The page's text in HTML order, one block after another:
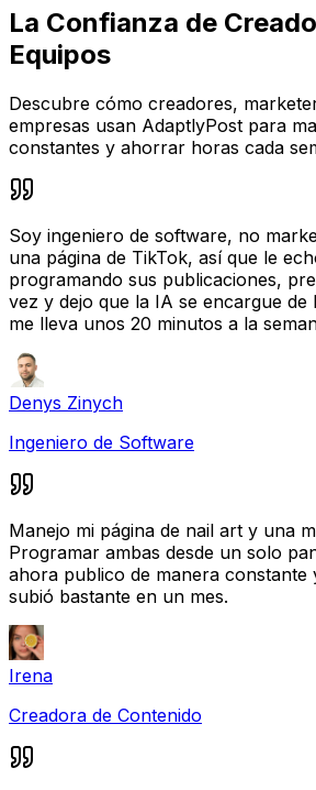
La Confianza de
Equipos
Descubre cómo creadores,
empresas usan AdaptlyPost para
constantes y ahorrar horas cada
Soy ingeniero de software, no
una página de TikTok, así que le
programando sus publicaciones,
vez y dejo que la IA se encargue
me lleva unos 20 minutos a la
Denys Zinych
Ingeniero de Software
Manejo mi página de nail art y una
Programar ambas desde un solo
ahora publico de manera constante
subió bastante en un mes.
Irena
Creadora de Contenido